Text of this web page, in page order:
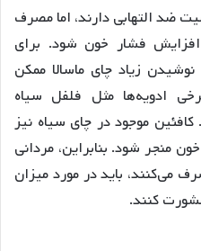
ضد التهابی دارند، اما مصرف
افزایش فشار خون شود. برای
نوشیدن زیاد چای ماسالا ممکن
ادویه‌ها مثل فلفل سیاه
کافئین موجود در چای سیاه نیز
منجر شود. بنابراین، مردانی
می‌کنند، باید در مورد میزان
کنند.